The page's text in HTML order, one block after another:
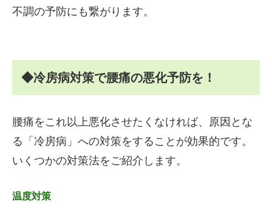
不調の予防にも繋がります。
◆冷房病対策で腰痛の悪化予防を！
腰痛をこれ以上悪化させたくなければ、原因とな
る「冷房病」への対策をすることが効果的です。
いくつかの対策法をご紹介します。
温度対策